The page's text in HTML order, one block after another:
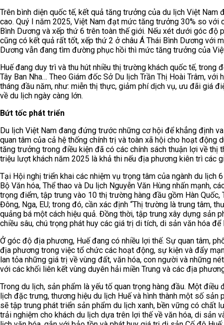
Trên bình diện quốc tế, kết quả tăng trưởng của du lịch Việt
cao. Quý I năm 2025, Việt Nam đạt mức tăng trưởng 30% so với
Bình Dương và xếp thứ 6 trên toàn thế giới. Nếu xét dưới góc
cũng có kết quả rất tốt, xếp thứ 2 ở châu Á Thái Bình Dương với
Dương vẫn đang tìm đường phục hồi thì mức tăng trưởng của
Huế đang duy trì và thu hút nhiều thị trường khách quốc tế, trong
Tây Ban Nha… Theo Giám đốc Sở Du lịch Trần Thị Hoài Trâm,
tháng đầu năm, như: miễn thị thực, giảm phí dịch vụ, ưu đãi giá
về du lịch ngày càng lớn.
Bứt tốc phát triển
Du lịch Việt Nam đang đứng trước những cơ hội để khẳng định
quan tâm của cả hệ thống chính trị và toàn xã hội cho hoạt động
tăng trưởng trong điều kiện đã có các chính sách thuận lợi về thị
triệu lượt khách năm 2025 là khả thi nếu địa phương kiên trì các
Tại Hội nghị triển khai các nhiệm vụ trọng tâm của ngành du lịch
Bộ Văn hóa, Thể thao và Du lịch Nguyễn Văn Hùng nhấn mạnh,
trọng điểm, tập trung vào 10 thị trường hàng đầu gồm Hàn Quốc,
Đông, Nga, EU; trong đó, cần xác định “Thị trường là trung tâm,
quảng bá một cách hiệu quả. Đồng thời, tập trung xây dựng sản
chiều sâu, chú trọng phát huy các giá trị di tích, di sản văn hóa
Ở góc độ địa phương, Huế đang có nhiều lợi thế. Sự quan tâm,
địa phương trong việc tổ chức các hoạt động, sự kiện và đẩy
lan tỏa những giá trị về vùng đất, văn hóa, con người và những
với các khối liên kết vùng duyên hải miền Trung và các địa
Trong du lịch, sản phẩm là yếu tố quan trọng hàng đầu. Một
lịch đặc trưng, thương hiệu du lịch Huế và hình thành một số sản
sẽ tập trung phát triển sản phẩm du lịch xanh, bền vững có chất
trải nghiệm cho khách du lịch dựa trên lợi thế về văn hóa, di sản